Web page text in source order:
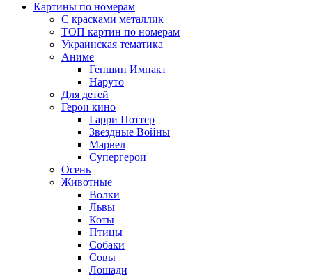
Картины по номерам
С красками металлик
ТОП картин по номерам
Украинская тематика
Аниме
Геншин Импакт
Наруто
Для детей
Герои кино
Гарри Поттер
Звездные Войны
Марвел
Супергерои
Осень
Животные
Волки
Львы
Коты
Птицы
Собаки
Совы
Лошади